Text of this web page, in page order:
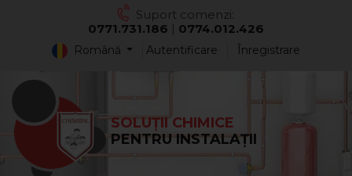
Suport comenzi:
0771.731.186 | 0774.012.426
Română Autentificare Înregistrare
SOLUȚII CHIMICE
PENTRU INSTALAȚII